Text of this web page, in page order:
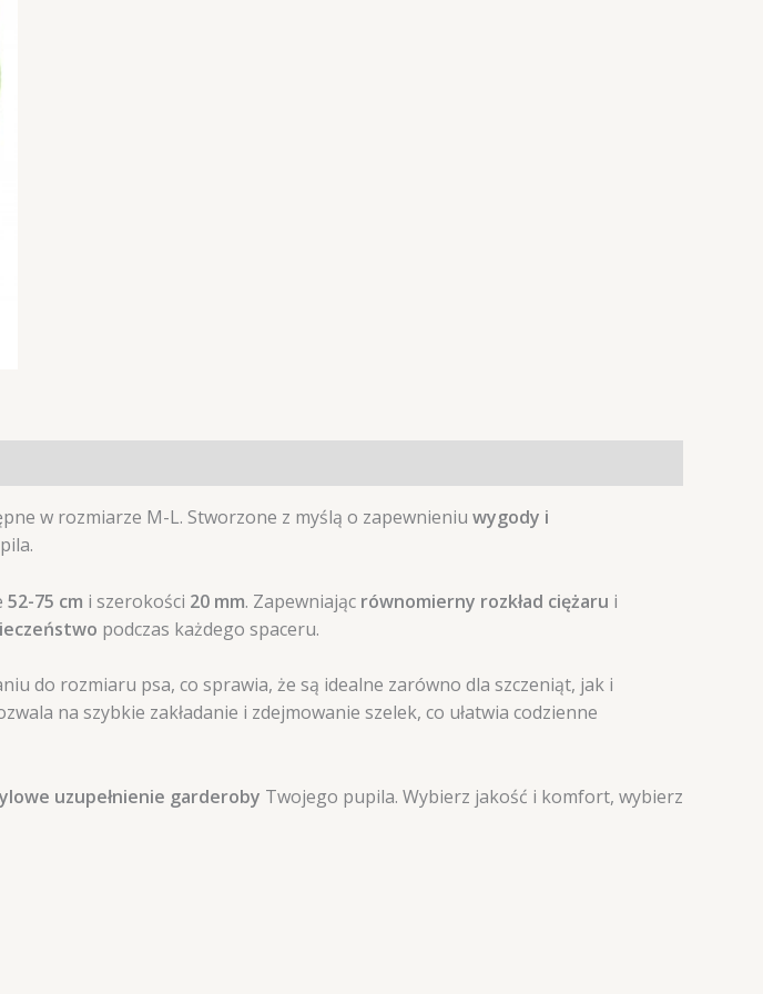
w rozmiarze M-L. Stworzone z myślą o zapewnieniu wygody i
52-75 cm i szerokości 20 mm. Zapewniając równomierny rozkład ciężaru i
podczas każdego spaceru.
do rozmiaru psa, co sprawia, że są idealne zarówno dla szczeniąt, jak i
na szybkie zakładanie i zdejmowanie szelek, co ułatwia codzienne
uzupełnienie garderoby Twojego pupila. Wybierz jakość i komfort, wybierz